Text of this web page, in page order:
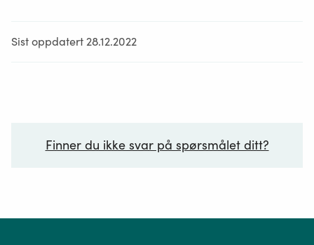
Sist oppdatert 28.12.2022
Finner du ikke svar på spørsmålet ditt?